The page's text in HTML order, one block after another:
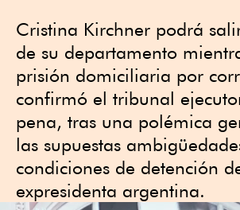
Cristina Kirchner podrá
de su departamento
prisión domiciliaria por
confirmó el tribunal
pena, tras una polémica
las supuestas
condiciones de detención
expresidenta argentina.